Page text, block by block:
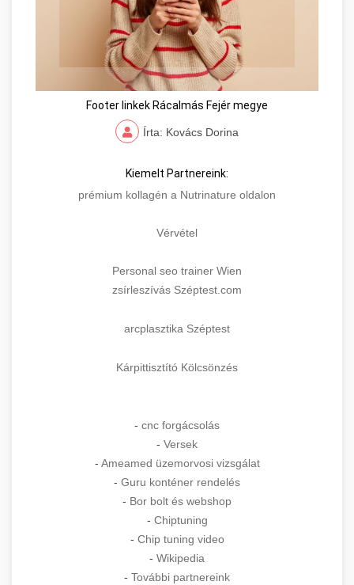
Footer linkek Rácalmás Fejér megye
Írta: Kovács Dorina
Kiemelt Partnereink:
prémium kollagén a Nutrinature oldalon
Vérvétel
Personal seo trainer Wien
zsírleszívás Széptest.com
arcplasztika Széptest
Kárpittisztító Kölcsönzés
- cnc forgácsolás
- Versek
- Ameamed üzemorvosi vizsgálat
- Guru konténer rendelés
- Bor bolt és webshop
- Chiptuning
- Chip tuning video
- Wikipedia
- További partnereink